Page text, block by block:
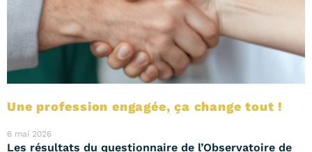
Une profession engagée, ça change tout !
6 mai 2026
Les résultats du questionnaire de l’Observatoire de